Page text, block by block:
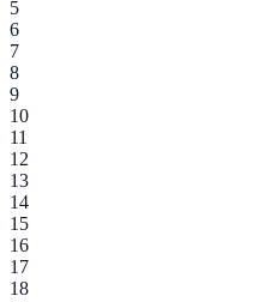
5
6
7
8
9
10
11
12
13
14
15
16
17
18